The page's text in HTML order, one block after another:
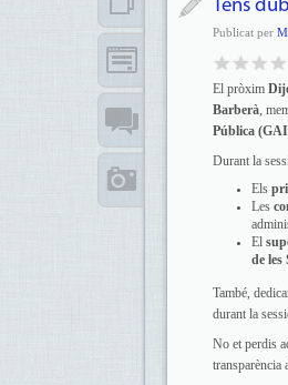
Tens
Publicat per
El pròxim
Barberà,
Pública
Durant la
Els
Les
El
de les
També,
durant la
No et perdis
transparència